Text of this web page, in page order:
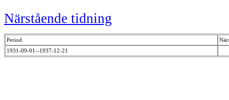
Närstående tidning
Period
1931-09-01--1937-12-21